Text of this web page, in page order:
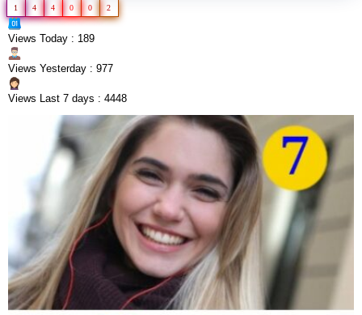
1 4 4 0 0 2
Views Today : 189
Views Yesterday : 977
Views Last 7 days : 4448